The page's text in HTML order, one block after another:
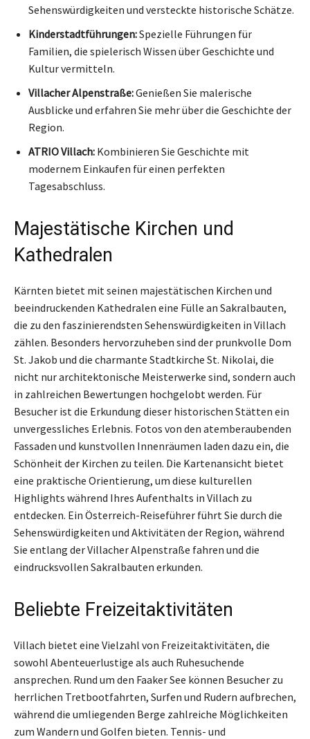
Sehenswürdigkeiten und versteckte historische Schätze.
Kinderstadtführungen:Spezielle Führungen für
Familien, die spielerisch Wissen über Geschichte und
Kultur vermitteln.
Villacher Alpenstraße:Genießen Sie malerische
Ausblicke und erfahren Sie mehr über die Geschichte der
Region.
ATRIO Villach: Kombinieren Sie Geschichte mit
modernem Einkaufen für einen perfekten
Tagesabschluss.
Majestätische Kirchen und
Kathedralen
Kärnten bietet mit seinen majestätischen Kirchen und
beeindruckenden Kathedralen eine Fülle an Sakralbauten,
die zu den faszinierendsten Sehenswürdigkeiten in Villach
zählen. Besonders hervorzuheben sind der prunkvolle Dom
St. Jakob und die charmante Stadtkirche St. Nikolai, die
nicht nur architektonische Meisterwerke sind, sondern auch
in zahlreichen Bewertungen hochgelobt werden. Für
Besucher ist die Erkundung dieser historischen Stätten ein
unvergessliches Erlebnis. Fotos von den atemberaubenden
Fassaden und kunstvollen Innenräumen laden dazu ein, die
Schönheit der Kirchen zu teilen. Die Kartenansicht bietet
eine praktische Orientierung, um diese kulturellen
Highlights während Ihres Aufenthalts in Villach zu
entdecken. Ein Österreich-Reiseführer führt Sie durch die
Sehenswürdigkeiten und Aktivitäten der Region, während
Sie entlang der Villacher Alpenstraße fahren und die
eindrucksvollen Sakralbauten erkunden.
Beliebte Freizeitaktivitäten
Villach bietet eine Vielzahl von Freizeitaktivitäten, die
sowohl Abenteuerlustige als auch Ruhesuchende
ansprechen. Rund um den Faaker See können Besucher zu
herrlichen Tretbootfahrten, Surfen und Rudern aufbrechen,
während die umliegenden Berge zahlreiche Möglichkeiten
zum Wandern und Golfen bieten. Tennis- und